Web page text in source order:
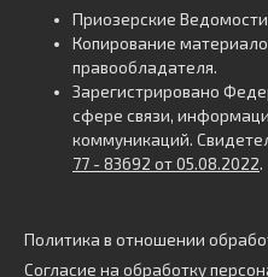
Приозерские
Копирование
правообладателя.
Зарегистрировано
сфере связи,
коммуникаций.
77 - 83692 от 05.08.2022.
Политика в отношении
Согласие на обработку